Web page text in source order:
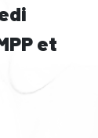
et